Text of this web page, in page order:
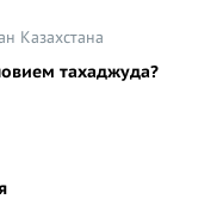
Казахстана
тахаджуда?